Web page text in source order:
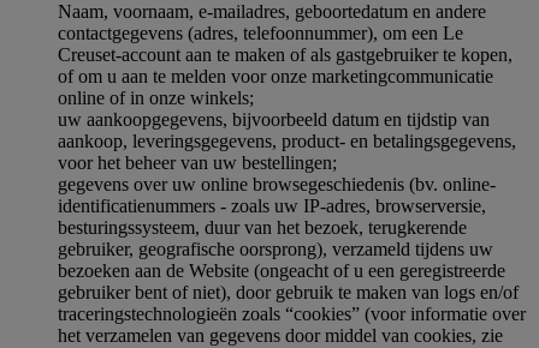
Naam, voornaam, e-mailadres, geboortedatum en andere
contactgegevens (adres, telefoonnummer), om een Le
Creuset-account aan te maken of als gastgebruiker te kopen,
of om u aan te melden voor onze marketingcommunicatie
online of in onze winkels;
uw aankoopgegevens, bijvoorbeeld datum en tijdstip van
aankoop, leveringsgegevens, product- en betalingsgegevens,
voor het beheer van uw bestellingen;
gegevens over uw online browsegeschiedenis (bv. online-
identificatienummers - zoals uw IP-adres, browserversie,
besturingssysteem, duur van het bezoek, terugkerende
gebruiker, geografische oorsprong), verzameld tijdens uw
bezoeken aan de Website (ongeacht of u een geregistreerde
gebruiker bent of niet), door gebruik te maken van logs en/of
traceringstechnologieën zoals “cookies” (voor informatie over
het verzamelen van gegevens door middel van cookies, zie